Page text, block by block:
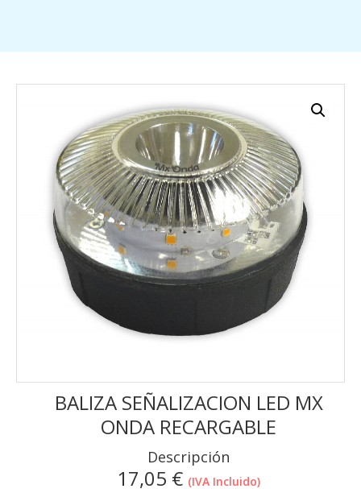
BALIZA SEÑALIZACION LED MX
ONDA RECARGABLE
Descripción
17,05 € (IVA Incluido)